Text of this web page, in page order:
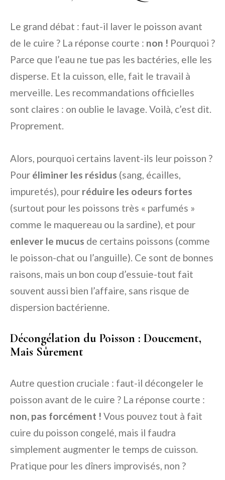
Le grand débat : faut-il laver le poisson avant
de le cuire ? La réponse courte : non ! Pourquoi ?
Parce que l’eau ne tue pas les bactéries, elle les
disperse. Et la cuisson, elle, fait le travail à
merveille. Les recommandations officielles
sont claires : on oublie le lavage. Voilà, c’est dit.
Proprement.
Alors, pourquoi certains lavent-ils leur poisson ?
Pour éliminer les résidus (sang, écailles,
impuretés), pour réduire les odeurs fortes
(surtout pour les poissons très « parfumés »
comme le maquereau ou la sardine), et pour
enlever le mucus de certains poissons (comme
le poisson-chat ou l’anguille). Ce sont de bonnes
raisons, mais un bon coup d’essuie-tout fait
souvent aussi bien l’affaire, sans risque de
dispersion bactérienne.
Décongélation du Poisson : Doucement,
Mais Sûrement
Autre question cruciale : faut-il décongeler le
poisson avant de le cuire ? La réponse courte :
non, pas forcément ! Vous pouvez tout à fait
cuire du poisson congelé, mais il faudra
simplement augmenter le temps de cuisson.
Pratique pour les dîners improvisés, non ?